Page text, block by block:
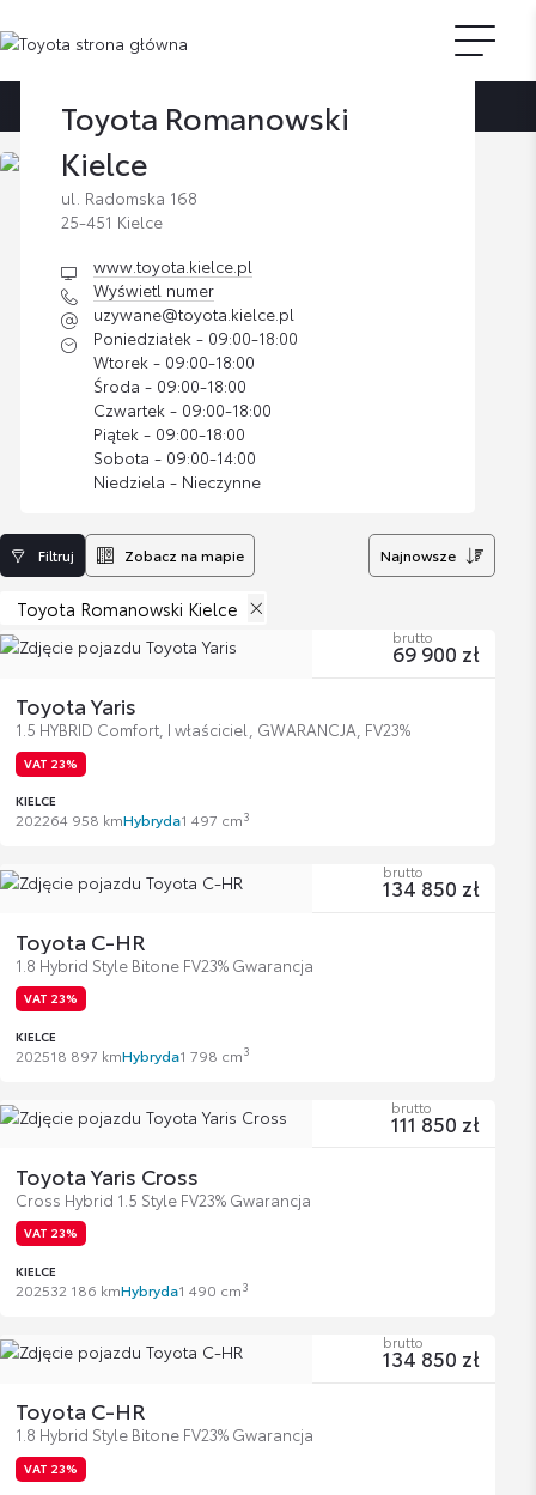
Strona główna Znajdź dilera Toyota Romanowski Kielce
Toyota Romanowski
Kielce
ul. Radomska 168
25-451 Kielce
www.toyota.kielce.pl
Wyświetl numer
uzywane@toyota.kielce.pl
Poniedziałek - 09:00-18:00
Wtorek - 09:00-18:00
Środa - 09:00-18:00
Czwartek - 09:00-18:00
Piątek - 09:00-18:00
Sobota - 09:00-14:00
Niedziela - Nieczynne
Filtruj Zobacz na mapie Najnowsze
Toyota Romanowski Kielce
Toyota Yaris
1.5 HYBRID Comfort, I właściciel, GWARANCJA, FV23%
VAT 23%
KIELCE
202264 958 kmHybryda1 497 cm3
brutto
69 900 zł
Toyota C-HR
1.8 Hybrid Style Bitone FV23% Gwarancja
VAT 23%
KIELCE
202518 897 kmHybryda1 798 cm3
brutto
134 850 zł
Toyota Yaris Cross
Cross Hybrid 1.5 Style FV23% Gwarancja
VAT 23%
KIELCE
202532 186 kmHybryda1 490 cm3
brutto
111 850 zł
Toyota C-HR
1.8 Hybrid Style Bitone FV23% Gwarancja
VAT 23%
brutto
134 850 zł